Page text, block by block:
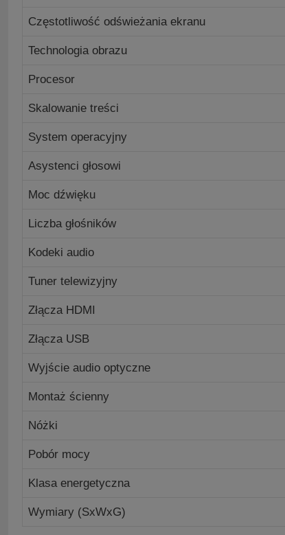
Częstotliwość odświeżania ekranu
Technologia obrazu
Procesor
Skalowanie treści
System operacyjny
Asystenci głosowi
Moc dźwięku
Liczba głośników
Kodeki audio
Tuner telewizyjny
Złącza HDMI
Złącza USB
Wyjście audio optyczne
Montaż ścienny
Nóżki
Pobór mocy
Klasa energetyczna
Wymiary (SxWxG)